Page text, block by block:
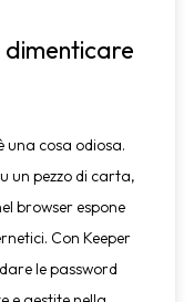
una cosa odiosa.
un pezzo di carta,
browser espone
Con Keeper
le password